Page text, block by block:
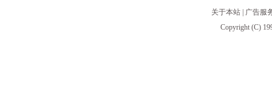
关于本站
广告服
Copyright (C)